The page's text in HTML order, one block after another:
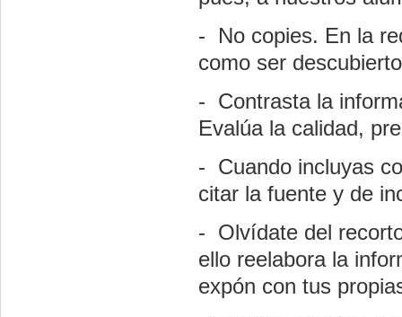
- No copies. En la
como ser
- Contrasta la
Evalúa la calidad,
- Cuando incluyas
citar la fuente y de
- Olvídate del
ello reelabora la
expón con tus